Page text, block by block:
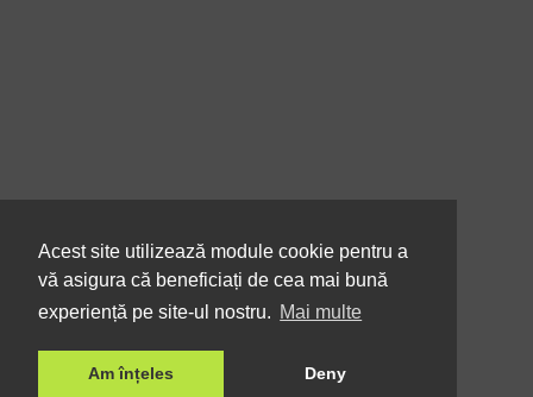
Acest site utilizează module cookie pentru a
vă asigura că beneficiați de cea mai bună
experiență pe site-ul nostru. Mai multe
Am înțeles Deny